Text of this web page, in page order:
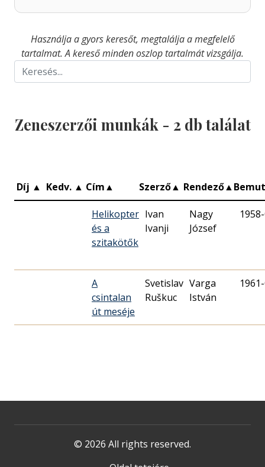
Használja a gyors keresőt, megtalálja a megfelelő
tartalmat. A kereső minden oszlop tartalmát vizsgálja.
Zeneszerzői munkák - 2 db találat
Díj ▲ Kedv. ▲ Cím▲ Szerző▲ Rendező▲
Helikopter
és a
szitakötők
Ivan
Ivanji
Nagy
József
A
csintalan
út meséje
Svetislav
Ruškuc
Varga
István
© 2026 All rights reserved.